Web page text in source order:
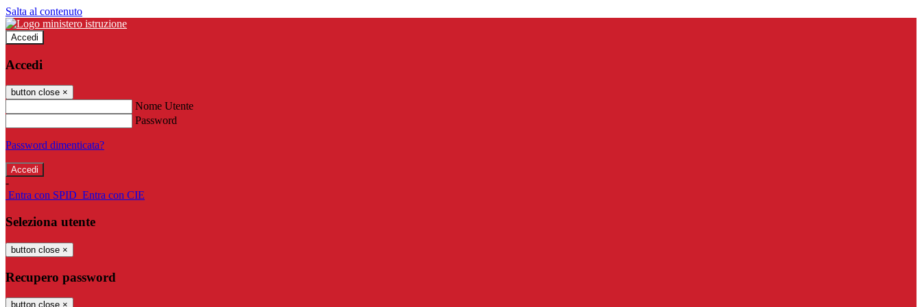
Salta al contenuto
Accedi
Accedi
button close ×
Nome Utente
Password
Password dimenticata?
-
Entra con SPID Entra con CIE
Seleziona utente
button close ×
Recupero password
button close ×